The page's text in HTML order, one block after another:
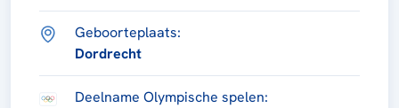
Geboorteplaats:
Dordrecht
Deelname Olympische spelen: